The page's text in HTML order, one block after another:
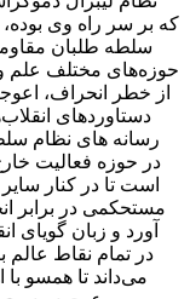
که بر سر راه وی
سلطه طلبان
حوزه‌های مختلف علم و
از خطر انحراف،
دستاوردهای
رسانه های نظام
در حوزه فعالیت
است تا در کنار
مستحکمی در برابر
آورد و زبان گویای
در تمام نقاط
می‌داند تا همسو